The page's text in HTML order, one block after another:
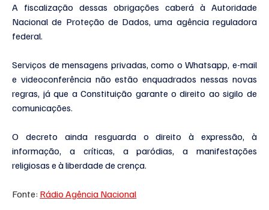
A fiscalização dessas obrigações caberá à Autoridade
Nacional de Proteção de Dados, uma agência reguladora
federal.
Serviços de mensagens privadas, como o Whatsapp, e-mail
e videoconferência não estão enquadrados nessas novas
regras, já que a Constituição garante o direito ao sigilo de
comunicações.
O decreto ainda resguarda o direito à expressão, à
informação, a críticas, a paródias, a manifestações
religiosas e à liberdade de crença.
Fonte: Rádio Agência Nacional